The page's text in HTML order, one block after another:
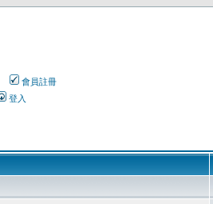
會員註冊
登入